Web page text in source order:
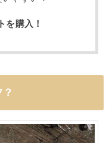
を購入！